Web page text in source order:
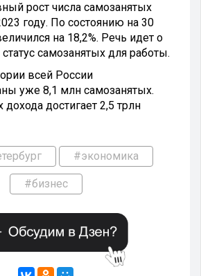
рост числа самозанятых
году. По состоянию на 30
на 18,2%. Речь идет о
самозанятых для работы.
всей России
уже 8,1 млн самозанятых.
достигает 2,5 трлн
#экономика
#бизнес